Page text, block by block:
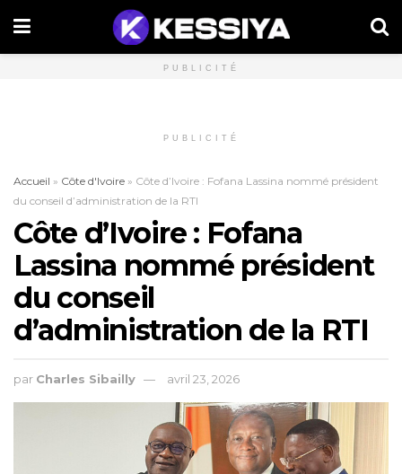
PUBLICITÉ
PUBLICITÉ
Accueil » Côte d'Ivoire » Côte d’Ivoire : Fofana Lassina nommé président
du conseil d’administration de la RTI
Côte d’Ivoire : Fofana
Lassina nommé président
du conseil
d’administration de la RTI
par Charles Sibailly avril 23, 2026